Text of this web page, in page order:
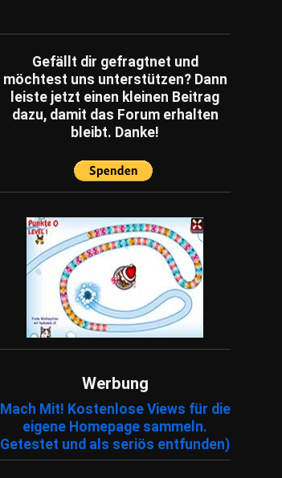
Schätzfragen
(2)
Fachartikel
(86)
Gefällt dir gefragtnet und
möchtest uns unterstützen? Dann
leiste jetzt einen kleinen Beitrag
dazu, damit das Forum erhalten
bleibt. Danke!
Werbung
Mach Mit! Kostenlose Views für die
eigene Homepage sammeln.
Getestet und als seriös entfunden)